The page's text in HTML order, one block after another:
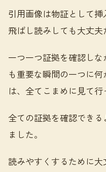
引用画像は物証として
飛ばし読みしても大丈夫
一つ一つ証拠を確認し
も重要な瞬間の一つに
は、全てこまめに見て行
全ての証拠を確認でき
ました。
読みやすくするために